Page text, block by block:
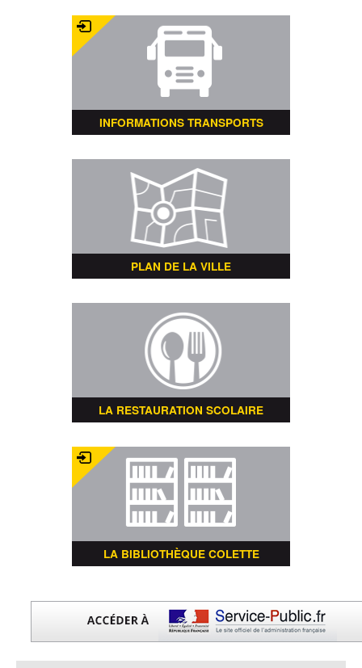
INFORMATIONS TRANSPORTS
PLAN DE LA VILLE
LA RESTAURATION SCOLAIRE
LA BIBLIOTHÈQUE COLETTE